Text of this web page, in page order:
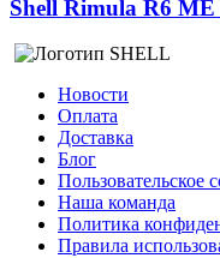
Shell Rimula R6 ME
Новости
Оплата
Доставка
Блог
Пользовательское
Наша команда
Политика
Правила